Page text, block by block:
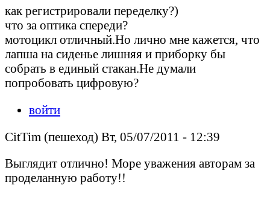
как регистрировали переделку?)
что за оптика спереди?
мотоцикл отличный.Но лично мне кажется, что
лапша на сиденье лишняя и приборку бы
собрать в единый стакан.Не думали
попробовать цифровую?
войти
CitTim (пешеход) Вт, 05/07/2011 - 12:39
Выглядит отлично! Море уважения авторам за
проделанную работу!!